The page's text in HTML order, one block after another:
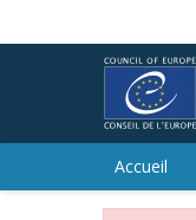
Accueil